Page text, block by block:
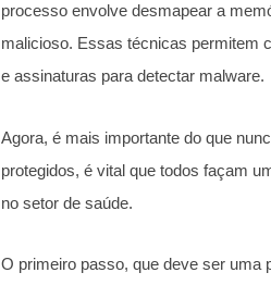
processo envolve desmapear a
malicioso. Essas técnicas permitem
e assinaturas para detectar malware.
Agora, é mais importante do que
protegidos, é vital que todos façam
no setor de saúde.
O primeiro passo, que deve ser uma